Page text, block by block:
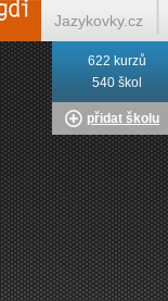
622 kurzů
540 škol
přidat školu
Jazykovky.cz
Italština on-line